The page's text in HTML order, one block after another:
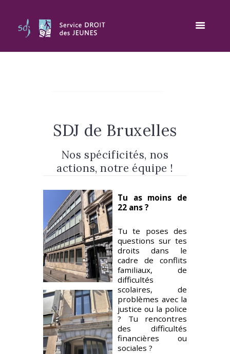
14h – 18h*
MARDI – – –
MERCREDI
9h – 12h30
13h-17h
14h – 18h*
JEUDI – – –
SDJ de Bruxelles
Nos spécificités, nos
actions, notre équipe !
Tu as moins de
22 ans ?
Tu te poses des
questions sur tes
droits dans le
cadre de conflits
familiaux, de
difficultés
scolaires, de
problèmes avec la
justice ou la police
? Tu rencontres
des difficultés
financières ou
sociales ?